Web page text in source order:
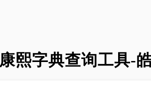
康熙字典查询工具-